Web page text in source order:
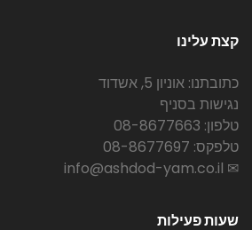
קצת עלינו
כתובתנו: אוניון 5, אשדוד
נגישות בסניף
טלפון: 08-8677663
טלפקס: 08-8677697
✉ info@ashdod-yam.co.il
שעות פעילות